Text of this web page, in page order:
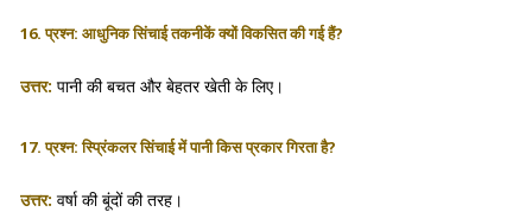
16. प्रश्न: आधुनिक सिंचाई तकनीकें क्यों विकसित की गई हैं?
उत्तर: पानी की बचत और बेहतर खेती के लिए।
17. प्रश्न: स्प्रिंकलर सिंचाई में पानी किस प्रकार गिरता है?
उत्तर: वर्षा की बूंदों की तरह।